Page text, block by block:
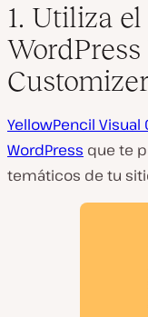
1. Utiliza
Customizer
YellowPencil Visual
WordPress que te
temáticos de tu